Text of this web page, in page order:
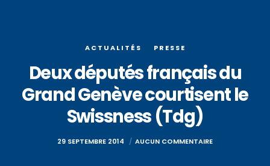
ACTUALITÉS PRESSE
Deux députés français du
Grand Genève courtisent le
Swissness (Tdg)
29 SEPTEMBRE 2014 AUCUN COMMENTAIRE